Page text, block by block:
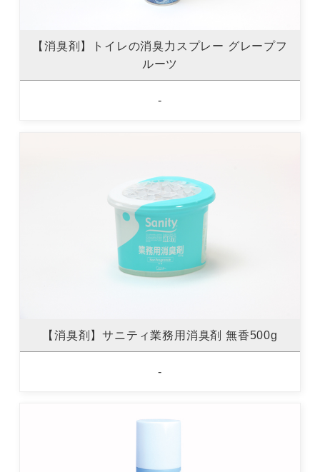
【消臭剤】トイレの消臭力スプレー グレープフ
ルーツ
-
【消臭剤】サニティ業務用消臭剤 無香500g
-